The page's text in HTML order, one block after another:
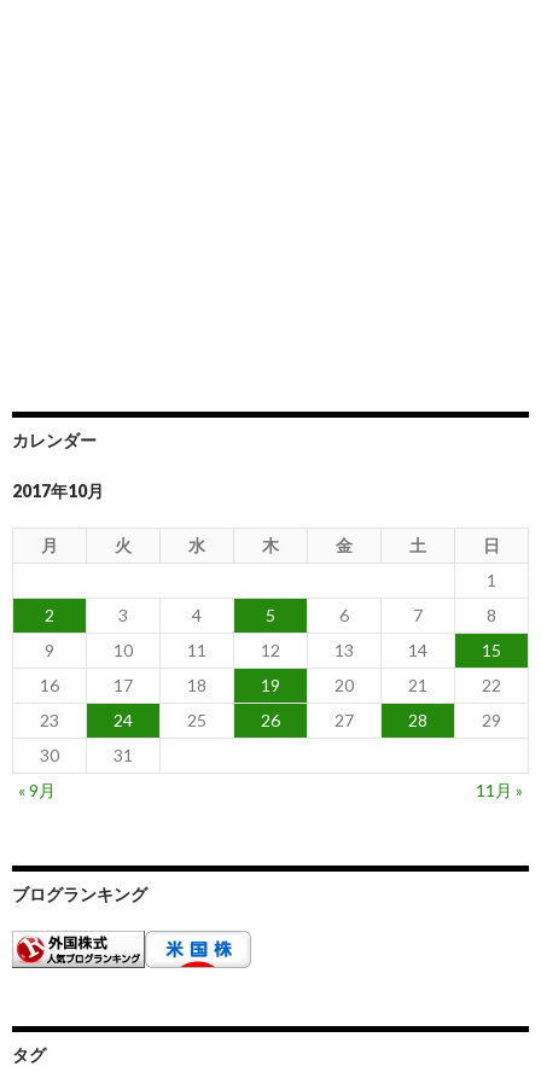
カレンダー
2017年10月
月 火 水 木 金 土
日
1
2
3 4 5 6 7
8
9
10 11 12 13 14
15
16
17 18 19 20 21
22
23
24 25 26 27 28
29
30
31
« 9月
11月 »
ブログランキング
タグ